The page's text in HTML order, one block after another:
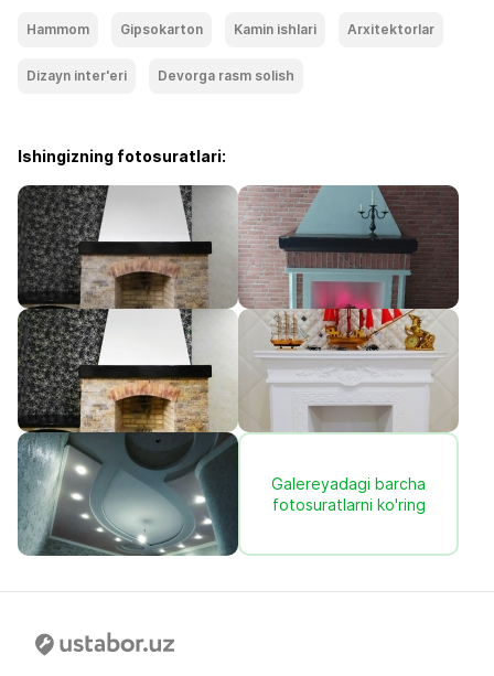
Hammom Gipsokarton Kamin ishlari Arxitektorlar
Dizayn inter'eri Devorga rasm solish
Ishingizning fotosuratlari:
Galereyadagi barcha
fotosuratlarni ko'ring